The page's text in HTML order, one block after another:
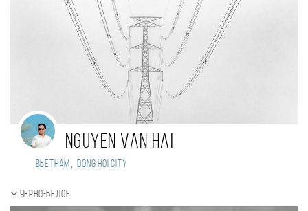
Nguyen Van Hai
Вьетнам, Dong Hoi city
Черно-белое